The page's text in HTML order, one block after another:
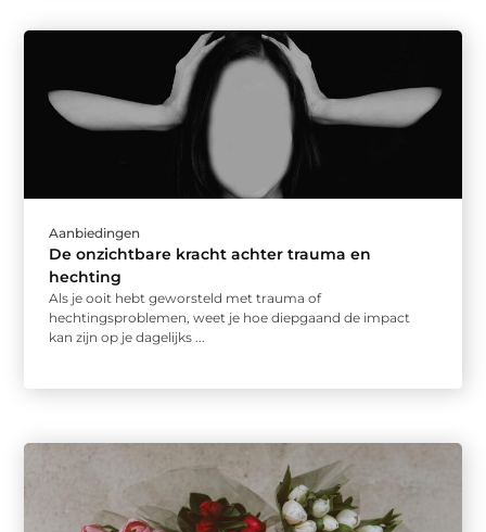
Aanbiedingen
De onzichtbare kracht achter trauma en
hechting
Als je ooit hebt geworsteld met trauma of
hechtingsproblemen, weet je hoe diepgaand de impact
kan zijn op je dagelijks ...